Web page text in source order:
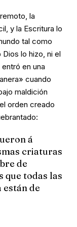
la
y la Escritura lo
tal como
lo hizo, ni el
en una
cuando
maldición
orden creado
á
criaturas
de
todas las
están de